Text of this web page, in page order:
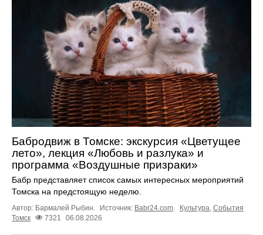
Бабродвиж в Томске: экскурсия «Цветущее
лето», лекция «Любовь и разлука» и
программа «Воздушные призраки»
Бабр представляет список самых интересных мероприятий
Томска на предстоящую неделю.
Автор: Бармалей Рыбин. Источник: Babr24.com Культура События
Томск
7321 06.08.2026